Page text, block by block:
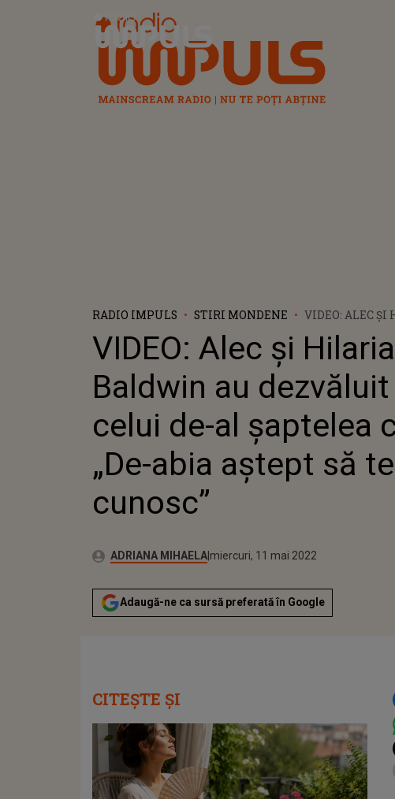
Radio Impuls
RADIO IMPULS STIRI MONDENE
VIDEO: ALEC ȘI
CELUI DE-AL
„DE-ABIA
VIDEO: Alec și Hilaria
Baldwin au dezvăluit
celui de-al șaptelea
„De-abia aștept să te
cunosc”
Autor:ADRIANA MIHAELAPublicat:
miercuri, 11 mai 2022
Actualizat:
miercuri, 11 mai 2022
Adaugă-ne ca sursă preferată în Google
CITEȘTE ȘI